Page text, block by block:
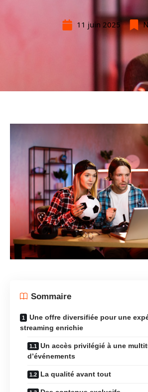
11 juin 2025
Sommaire
Une offre diversifiée pour une
streaming enrichie
Un accès privilégié à une
d’événements
La qualité avant tout